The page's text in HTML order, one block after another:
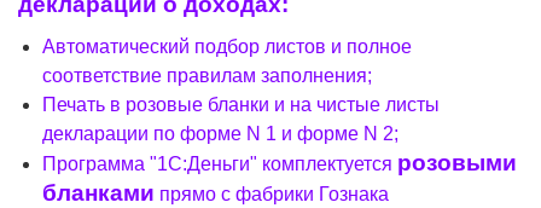
Автоматический подбор листов и полное
соответствие правилам заполнения;
Печать в розовые бланки и на чистые листы
декларации по форме N 1 и форме N 2;
Программа "1С:Деньги" комплектуется розовыми
бланками прямо с фабрики Гознака